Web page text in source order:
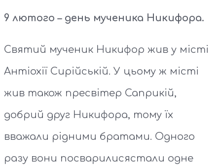
9 лютого – день мученика Никифора.
Святий мученик Никифор жив у місті
Антіохії Сирійській. У цьому ж місті
жив також пресвітер Саприкій,
добрий друг Никифора, тому їх
вважали рідними братами. Одного
разу вони посварилисястали одне